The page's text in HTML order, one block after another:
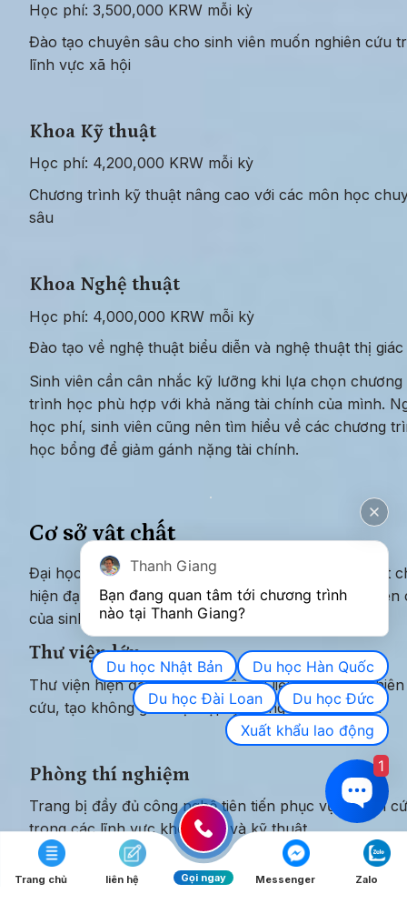
Học phí: 3,500,000 KRW mỗi kỳ
Đào tạo chuyên sâu cho sinh viên muốn nghiên cứu
lĩnh vực xã hội
Khoa Kỹ thuật
Học phí: 4,200,000 KRW mỗi kỳ
Chương trình kỹ thuật nâng cao với các môn học
sâu
Khoa Nghệ thuật
Học phí: 4,000,000 KRW mỗi kỳ
Đào tạo về nghệ thuật biểu diễn và nghệ thuật thị giác
Sinh viên cần cân nhắc kỹ lưỡng khi lựa chọn chương
trình học phù hợp với khả năng tài chính của mình.
học phí, sinh viên cũng nên tìm hiểu về các chương
học bổng để giảm gánh nặng tài chính.
Cơ sở vật chất
Đại học Quốc gia Kunsan sở hữu hệ thống cơ sở vật
hiện đại, hỗ trợ tối ưu cho nhu cầu học tập và nghiên
của sinh viên.
Thư viện lớn
Thư viện hiện đại với hàng triệu tài liệu và sách nghiên
cứu, tạo không gian học tập lý tưởng cho sinh viên
Phòng thí nghiệm
Trang bị đầy đủ công nghệ tiên tiến phục vụ nghiên
trong các lĩnh vực khoa học và kỹ thuật
Trang chủ liên hệ Gọi ngay Messenger Zalo
Thanh Giang
Bạn đang quan tâm tới chương trình
nào tại Thanh Giang?
Du học Nhật Bản
Du học Hàn Quốc
Du học Đài Loan
Du học Đức
Xuất khẩu lao động
1